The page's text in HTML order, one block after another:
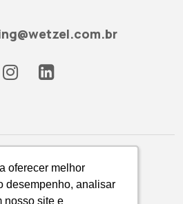
oferecer melhor
desempenho, analisar
nosso site e
oferecer melhor
desempenho, analisar
nosso site e